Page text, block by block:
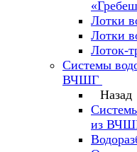
Лотки
Лотки
Лоток-
Системы
ВЧШГ
Назад
из